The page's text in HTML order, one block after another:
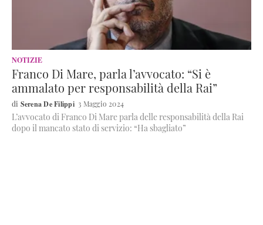
NOTIZIE
Franco Di Mare, parla l’avvocato: “Si è
ammalato per responsabilità della Rai”
Serena De Filippi 3 Maggio 2024
L’avvocato di Franco Di Mare parla delle responsabilità della Rai
dopo il mancato stato di servizio: “Ha sbagliato”